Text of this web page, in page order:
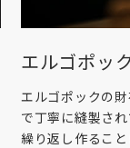
エルゴポッ
エルゴポックの
で丁寧に縫製さ
繰り返し作るこ